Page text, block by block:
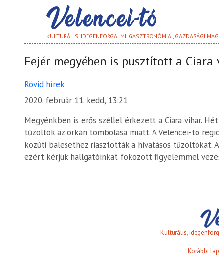
KULTURÁLIS, IDEGENFORGALMI, GASZTRONÓMIAI, GAZDASÁGI
Fejér megyében is pusztított a Ciara
Rövid hírek
2020. február 11. kedd, 13:21
Megyénkben is erős széllel érkezett a Ciara vihar.
tűzoltók az orkán tombolása miatt. A Velencei-tó
közúti balesethez riasztották a hivatásos tűzoltókat.
ezért kérjük hallgatóinkat fokozott figyelemmel
Kulturális,
Korábbi